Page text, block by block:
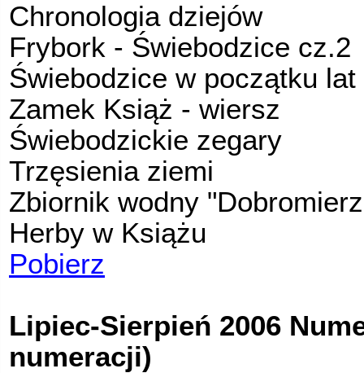
Chronologia dziejów
Frybork - Świebodzice cz.2
Świebodzice w początku
Zamek Książ - wiersz
Świebodzickie zegary
Trzęsienia ziemi
Zbiornik wodny
Herby w Książu
Pobierz
Lipiec-Sierpień 2006
numeracji)